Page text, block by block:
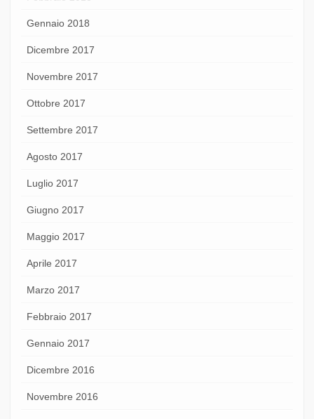
Gennaio 2018
Dicembre 2017
Novembre 2017
Ottobre 2017
Settembre 2017
Agosto 2017
Luglio 2017
Giugno 2017
Maggio 2017
Aprile 2017
Marzo 2017
Febbraio 2017
Gennaio 2017
Dicembre 2016
Novembre 2016